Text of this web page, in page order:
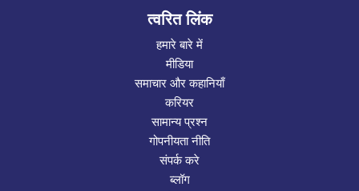
त्वरित लिंक
हमारे बारे में
मीडिया
समाचार और कहानियाँ
करियर
सामान्य प्रश्न
गोपनीयता नीति
संपर्क करे
ब्लॉग